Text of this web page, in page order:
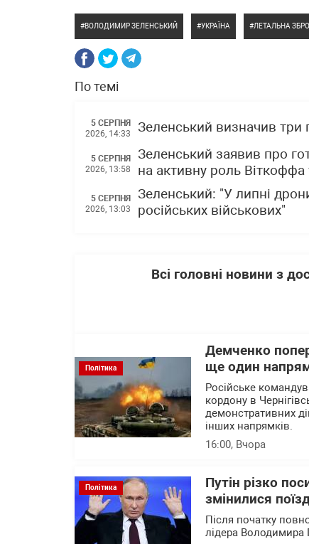
ВОЛОДИМИР ЗЕЛЕНСЬКИЙ УКРАЇНА ЛЕТАЛЬНА
По темі
5 СЕРПНЯ
2026, 14:33
Зеленський визначив три
5 СЕРПНЯ
2026, 13:58
Зеленський заявив про
на активну роль
5 СЕРПНЯ
2026, 13:03
Зеленський: "У липні
російських військових"
Всі головні новини з
Політика
Демченко
ще один
Російське
кордону в
демонстративних
інших напрямків.
16:00, Вчора
Політика
Путін різко
змінилися
Після початку
лідера Володимира